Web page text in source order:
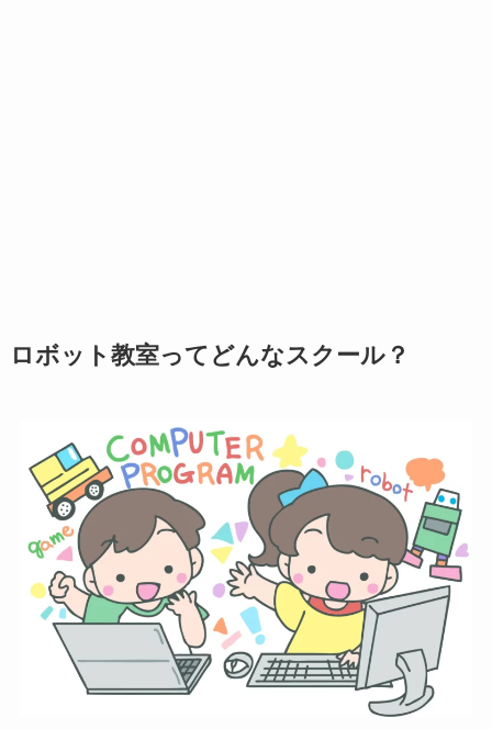
ロボット教室ってどんなスクール？